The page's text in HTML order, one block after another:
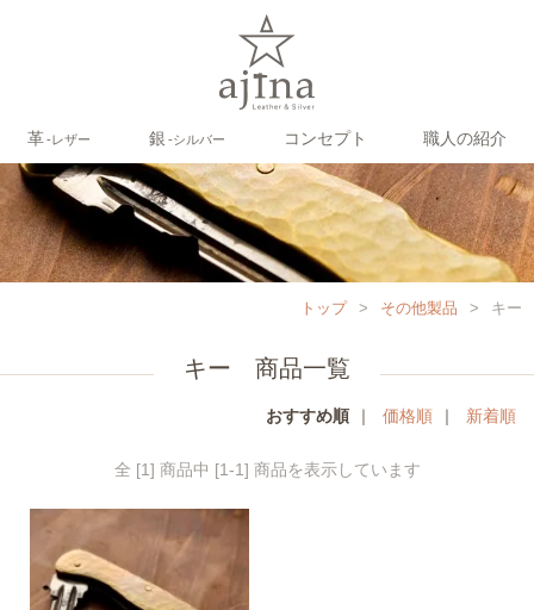
革‐レザー 銀 ‐シルバー コンセプト 職人の紹介
トップ > その他製品 > キー
キー 商品一覧
おすすめ順 ｜ 価格順 ｜ 新着順
全 [1] 商品中 [1-1] 商品を表示しています